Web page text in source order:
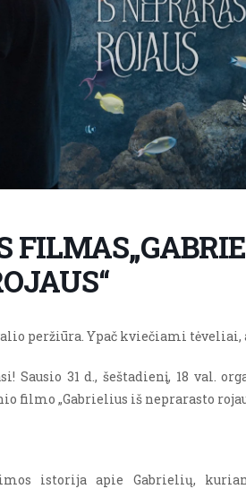
peržiūra. Ypač kviečiami
Sausio 31 d., šeštadienį, 18 val.
filmo „Gabrielius iš neprarasto
istorija apie Gabrielių,